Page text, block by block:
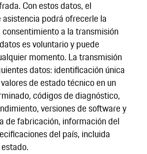
Con estos datos, el
podrá ofrecerle la
consentimiento a la transmisión
es voluntario y puede
momento. La transmisión
datos: identificación única
de estado técnico en un
códigos de diagnóstico,
versiones de software y
de fabricación, información del
del país, incluida